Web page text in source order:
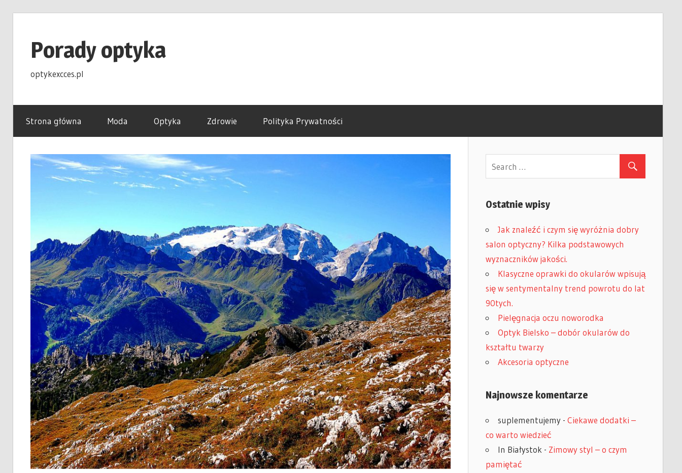
contentPorady optyka
optykexcces.pl
Strona główna Moda Optyka Zdrowie Polityka Prywatności
Ostatnie wpisy
Jak znaleźć i czym się wyróżnia dobry
salon optyczny? Kilka podstawowych
wyznaczników jakości.
Klasyczne oprawki do okularów wpisują
się w sentymentalny trend powrotu do lat
90tych.
Pielęgnacja oczu noworodka
Optyk Bielsko – dobór okularów do
kształtu twarzy
Akcesoria optyczne
Najnowsze komentarze
suplementujemy- Ciekawe dodatki –
co warto wiedzieć
In Białystok - Zimowy styl – o czym
pamiętać